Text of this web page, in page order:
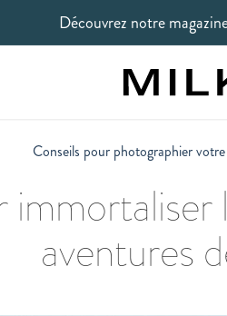
Découvrez notre
Conseils pour photographier
aventures